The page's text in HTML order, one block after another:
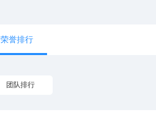
荣誉排行
团队排行